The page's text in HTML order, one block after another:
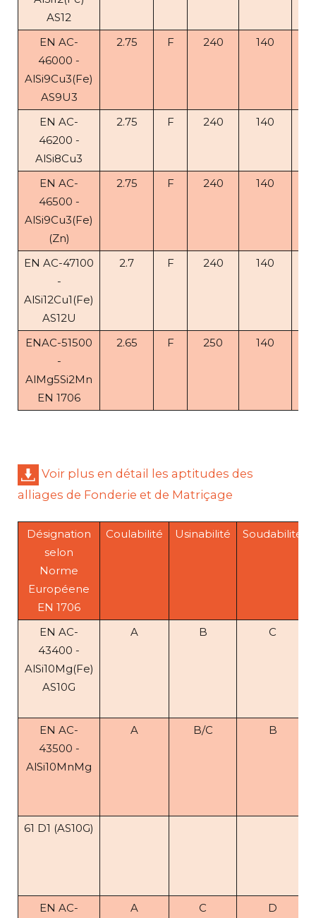
AS12
EN AC-
46000 -
AlSi9Cu3(Fe)
AS9U3
2.75 F 240 140
EN AC-
46200 -
AlSi8Cu3
2.75 F 240 140
EN AC-
46500 -
AlSi9Cu3(Fe)
(Zn)
2.75 F 240 140
EN AC-47100
-
AlSi12Cu1(Fe)
AS12U
2.7 F 240 140
ENAC-51500
-
AlMg5Si2Mn
EN 1706
2.65 F 250 140
Voir plus en détail les aptitudes des
alliages de Fonderie et de Matriçage
Désignation
selon
Norme
Européene
EN 1706
Coulabilité Usinabilité Soudabilité
EN AC-
43400 -
AlSi10Mg(Fe)
AS10G
A B C
EN AC-
43500 -
AlSi10MnMg
A B/C B
61 D1 (AS10G)
EN AC-
A C D